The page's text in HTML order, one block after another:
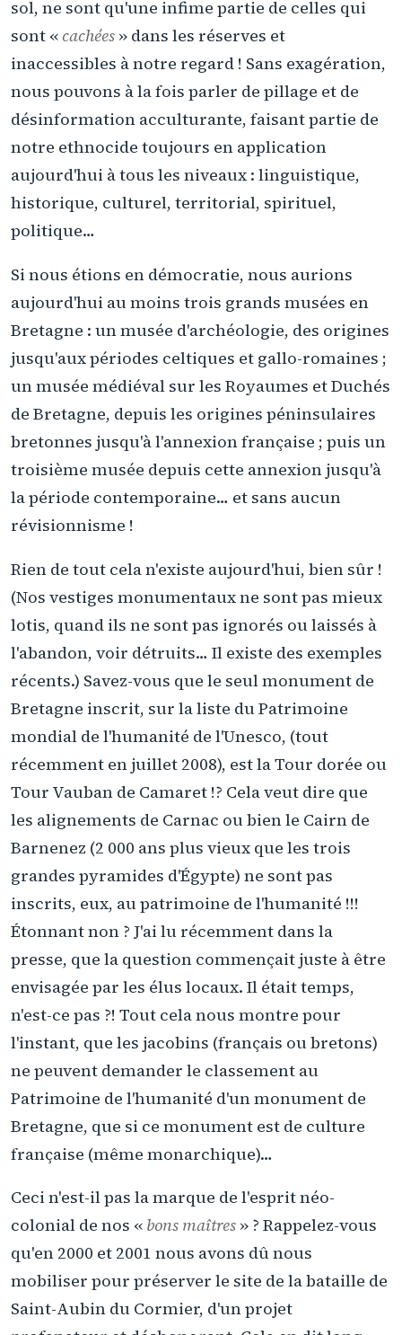
sol, ne sont qu'une infime partie de celles qui
sont « cachées » dans les réserves et
inaccessibles à notre regard ! Sans exagération,
nous pouvons à la fois parler de pillage et de
désinformation acculturante, faisant partie de
notre ethnocide toujours en application
aujourd'hui à tous les niveaux : linguistique,
historique, culturel, territorial, spirituel,
politique…
Si nous étions en démocratie, nous aurions
aujourd'hui au moins trois grands musées en
Bretagne : un musée d'archéologie, des origines
jusqu'aux périodes celtiques et gallo-romaines ;
un musée médiéval sur les Royaumes et Duchés
de Bretagne, depuis les origines péninsulaires
bretonnes jusqu'à l'annexion française ; puis un
troisième musée depuis cette annexion jusqu'à
la période contemporaine… et sans aucun
révisionnisme !
Rien de tout cela n'existe aujourd'hui, bien sûr !
(Nos vestiges monumentaux ne sont pas mieux
lotis, quand ils ne sont pas ignorés ou laissés à
l'abandon, voir détruits… Il existe des exemples
récents.) Savez-vous que le seul monument de
Bretagne inscrit, sur la liste du Patrimoine
mondial de l'humanité de l'Unesco, (tout
récemment en juillet 2008), est la Tour dorée ou
Tour Vauban de Camaret !? Cela veut dire que
les alignements de Carnac ou bien le Cairn de
Barnenez (2 000 ans plus vieux que les trois
grandes pyramides d'Égypte) ne sont pas
inscrits, eux, au patrimoine de l'humanité !!!
Étonnant non ? J'ai lu récemment dans la
presse, que la question commençait juste à être
envisagée par les élus locaux. Il était temps,
n'est-ce pas ?! Tout cela nous montre pour
l'instant, que les jacobins (français ou bretons)
ne peuvent demander le classement au
Patrimoine de l'humanité d'un monument de
Bretagne, que si ce monument est de culture
française (même monarchique)…
Ceci n'est-il pas la marque de l'esprit néo-
colonial de nos « bons maîtres » ? Rappelez-vous
qu'en 2000 et 2001 nous avons dû nous
mobiliser pour préserver le site de la bataille de
Saint-Aubin du Cormier, d'un projet